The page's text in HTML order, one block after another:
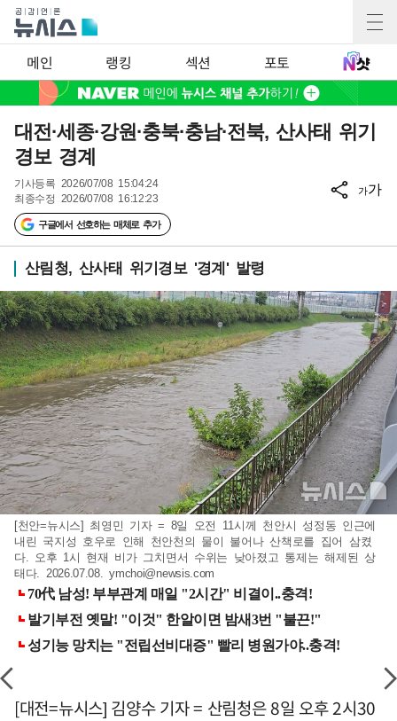
메인 랭킹 섹션 포토
대전·세종·강원·충북·충남·전북, 산사태 위기
경보 경계
기사등록 2026/07/08 15:04:24
최종수정 2026/07/08 16:12:23
구글에서 선호하는 매체로 추가
가가
산림청, 산사태 위기경보 '경계' 발령
[천안=뉴시스] 최영민 기자 = 8일 오전 11시께 천안시 성정동 인근에
내린 국지성 호우로 인해 천안천의 물이 불어나 산책로를 집어 삼켰
다. 오후 1시 현재 비가 그치면서 수위는 낮아졌고 통제는 해제된 상
태다. 2026.07.08.ymchoi@newsis.com
[대전=뉴시스] 김양수 기자 = 산림청은 8일 오후 2시30